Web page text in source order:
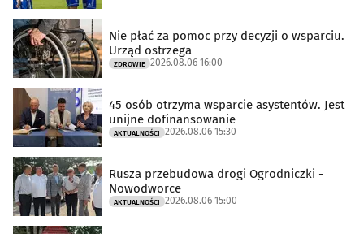
Nie płać za pomoc przy decyzji o wsparciu.
Urząd ostrzega
ZDROWIE 2026.08.06 16:00
45 osób otrzyma wsparcie asystentów. Jest
unijne dofinansowanie
AKTUALNOŚCI 2026.08.06 15:30
Rusza przebudowa drogi Ogrodniczki -
Nowodworce
AKTUALNOŚCI 2026.08.06 15:00